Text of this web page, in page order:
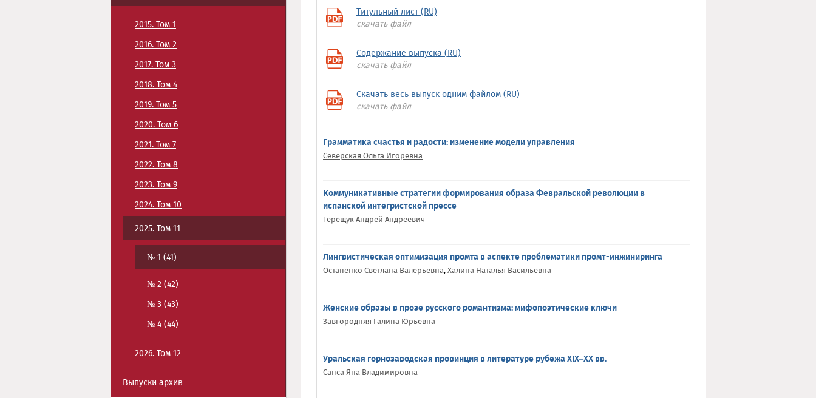
2015. Том 1
2016. Том 2
2017. Том 3
2018. Том 4
2019. Том 5
2020. Том 6
2021. Том 7
2022. Том 8
2023. Том 9
2024. Том 10
2025. Том 11
№ 1 (41)
№ 2 (42)
№ 3 (43)
№ 4 (44)
2026. Том 12
Выпуски архив
Титульный лист (RU)
скачать файл
Содержание выпуска (RU)
скачать файл
Скачать весь выпуск одним файлом (RU)
скачать файл
Грамматика счастья и радости: изменение модели управления
Северская Ольга Игоревна
Коммуникативные стратегии формирования образа Февральской революции в
испанской интегристской прессе
Терещук Андрей Андреевич
Лингвистическая оптимизация промта в аспекте проблематики промт-инжиниринга
Остапенко Светлана Валерьевна, Халина Наталья Васильевна
Женские образы в прозе русского романтизма: мифопоэтические ключи
Завгородняя Галина Юрьевна
Уральская горнозаводская провинция в литературе рубежа XIX–XX вв.
Сапса Яна Владимировна